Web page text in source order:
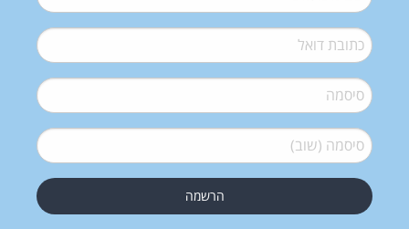
דואל*
סיסמה*
סיסמה (שוב)*